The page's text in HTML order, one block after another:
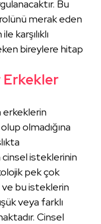
Bu
merak eden
karşılıklı
bireylere hitap
Erkekler
erkeklerin
olmadığına
cinsel isteklerinin
pek çok
bu isteklerin
veya farklı
Cinsel